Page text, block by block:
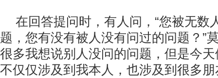
在回答提问时，有人问，“您被无数
题，您有没有被人没有问过的问题？”
很多我想说别人没问的问题，但是今
不仅仅涉及到我本人，也涉及到很多